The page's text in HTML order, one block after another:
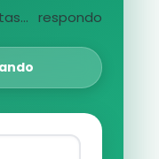
respondo